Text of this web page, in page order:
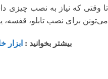
تا وقتی که نیاز به نصب چیزی
می‌تونن برای نصب تابلو، قفسه،
بیشتر بخوانید :